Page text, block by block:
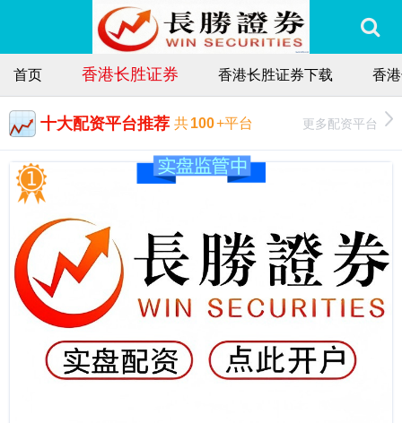
首页 香港长胜证券 香港长胜证券下载 香
十大配资平台推荐 共100+平台 更多配资平台